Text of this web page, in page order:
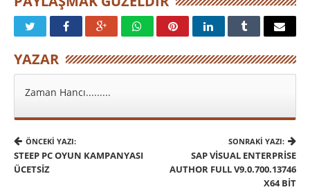
YAZAR
Zaman Hancı.........
ÖNCEKI YAZI:
STEEP PC OYUN KAMPANYASI
ÜCETSIZ
SONRAKI YAZI:
SAP VISUAL ENTERPRISE
AUTHOR FULL V9.0.700.13746
X64 BIT